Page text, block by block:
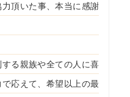
頂いた事、本当に感謝
る親族や全ての人に喜
応えて、希望以上の最